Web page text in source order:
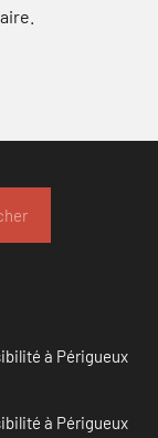
à Périgueux
à Périgueux